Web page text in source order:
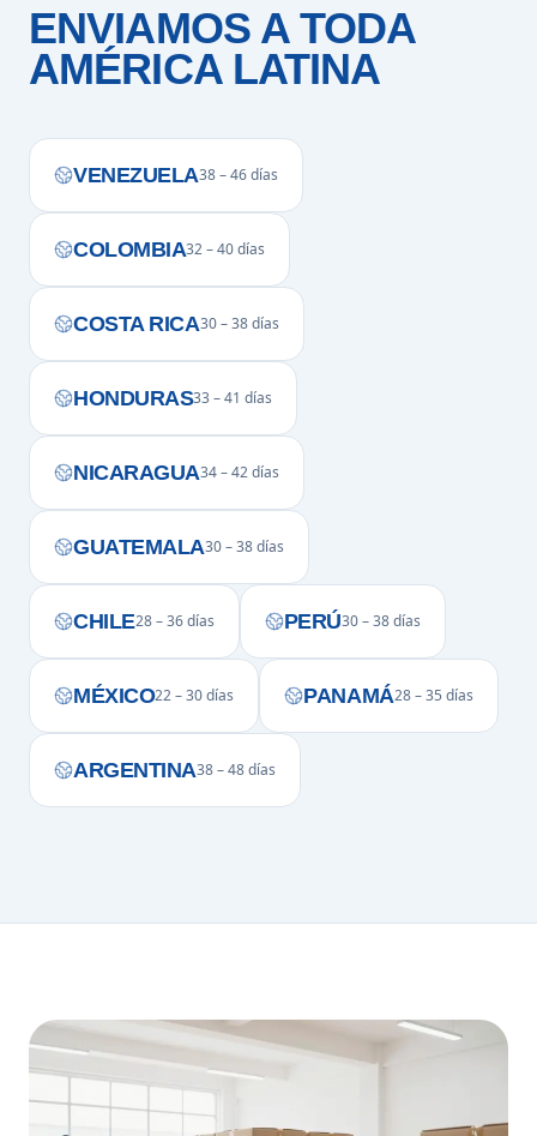
ENVIAMOS A TODA
AMÉRICA LATINA
VENEZUELA38 – 46 días
COLOMBIA32 – 40 días
COSTA RICA30 – 38 días
HONDURAS33 – 41 días
NICARAGUA34 – 42 días
GUATEMALA30 – 38 días
CHILE28 – 36 días PERÚ30 – 38 días
MÉXICO22 – 30 días PANAMÁ28 – 35 días
ARGENTINA38 – 48 días